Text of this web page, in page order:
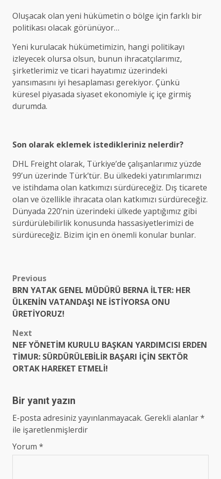
Oluşacak olan yeni hükümetin o bölge için farklı bir
politikası olacak görünüyor…
Yeni kurulacak hükümetimizin, hangi politikayı
izleyecek olursa olsun, bunun ihracatçılarımız,
şirketlerimiz ve ticari hayatımız üzerindeki
yansımasını iyi hesaplaması gerekiyor. Çünkü
küresel piyasada siyaset ekonomiyle iç içe girmiş
durumda.
Son olarak eklemek istedikleriniz nelerdir?
DHL Freight olarak, Türkiye’de çalışanlarımız yüzde
99’un üzerinde Türk’tür. Bu ülkedeki yatırımlarımızı
ve istihdama olan katkımızı sürdüreceğiz. Dış ticarete
olan ve özellikle ihracata olan katkımızı sürdüreceğiz.
Dünyada 220’nin üzerindeki ülkede yaptığımız gibi
sürdürülebilirlik konusunda hassasiyetlerimizi de
sürdüreceğiz. Bizim için en önemli konular bunlar.
Post
navigation
Previous
BRN YATAK GENEL MÜDÜRÜ BERNA İLTER: HER
ÜLKENİN VATANDAŞI NE İSTİYORSA ONU
ÜRETİYORUZ!
Next
NEF YÖNETİM KURULU BAŞKAN YARDIMCISI ERDEN
TİMUR: SÜRDÜRÜLEBİLİR BAŞARI İÇİN SEKTÖR
ORTAK HAREKET ETMELİ!
Bir yanıt yazın
E-posta adresiniz yayınlanmayacak. Gerekli alanlar*
ile işaretlenmişlerdir
Yorum *